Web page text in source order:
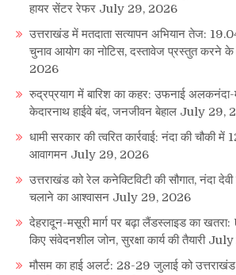
हायर सेंटर रेफर July 29, 2026
उत्तराखंड में मतदाता सत्यापन अभियान तेज:
चुनाव आयोग का नोटिस, दस्तावेज प्रस्तुत करने के
2026
रुद्रप्रयाग में बारिश का कहर: उफनाई
केदारनाथ हाईवे बंद, जनजीवन बेहाल July 29,
धामी सरकार की त्वरित कार्रवाई: नंदा की चौकी
आवागमन July 29, 2026
उत्तराखंड को रेल कनेक्टिविटी की सौगात, नंदा
चलाने का आश्वासन July 29, 2026
देहरादून-मसूरी मार्ग पर बढ़ा लैंडस्लाइड का
किए संवेदनशील जोन, सुरक्षा कार्य की तैयारी July
मौसम का हाई अलर्ट: 28-29 जुलाई को उत्तराखंड